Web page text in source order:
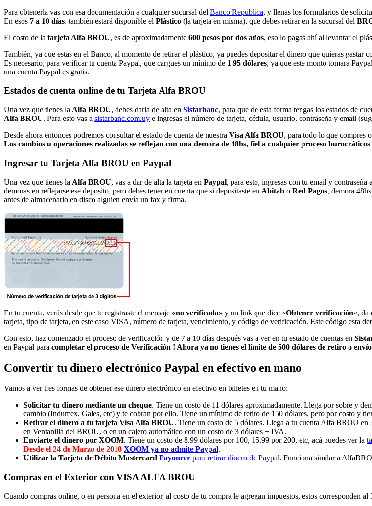
Para obtenerla vas con esa documentación a cualquier sucursal del Banco República, y llenas los formularios de
En esos 7 a 10 días, también estará disponible el Plástico (la tarjeta en misma), que debes retirar en la sucursal del
El costo de la tarjeta Alfa BROU, es de aproximadamente 600 pesos por dos años, eso lo pagas ahí al levantar el
También, ya que estas en el Banco, al momento de retirar el plástico, ya puedes depositar el dinero que quieras gastar
Es necesario, para verificar tu cuenta Paypal, que cargues un mínimo de 1.95 dólares, ya que este monto tomara
una cuenta Paypal es gratis.
Estados de cuenta online de tu Tarjeta Alfa BROU
Una vez que tienes la Alfa BROU, debes darla de alta en Sistarbanc, para que de esta forma tengas los estados de
Alfa BROU. Para esto vas a sistarbanc.com.uy e ingresas el número de tarjeta, cédula, usuario, contraseña y email
Desde ahora entonces podremos consultar el estado de cuenta de nuestra Visa Alfa BROU, para todo lo que compres
Los cambios u operaciones realizadas se reflejan con una demora de 48hs, fiel a cualquier proceso
Ingresar tu Tarjeta Alfa BROU en Paypal
Una vez que tienes la Alfa BROU, vas a dar de alta la tarjeta en Paypal, para esto, ingresas con tu email y
demoras en reflejarse ese deposito, pero debes tener en cuenta que si depositaste en Abitab o Red Pagos, demora
antes de almacenarlo en disco alguien envía un fax y firma.
En tu cuenta, verás desde que te registraste el mensaje «no verificada» y un link que dice «Obtener verificación«, da
tarjeta, tipo de tarjeta, en este caso VISA, número de tarjeta, vencimiento, y código de verificación. Este código esta
Con esto, haz comenzado el proceso de verificación y de 7 a 10 días después vas a ver en tu estado de cuentas en
en Paypal para completar el proceso de Verificación ! Ahora ya no tienes el limite de 500 dólares de retiro o
Convertir tu dinero electrónico Paypal en efectivo en mano
Vamos a ver tres formas de obtener ese dinero electrónico en efectivo en billetes en tu mano:
Solicitar tu dinero mediante un cheque. Tiene un costo de 11 dólares aproximadamente. Llega por sobre y
cambio (Indumex, Gales, etc) y te cobran por ello. Tiene un mínimo de retiro de 150 dólares, pero por costo y
Retirar el dinero a tu tarjeta Visa Alfa BROU. Tiene un costo de 5 dólares. Llega a tu cuenta Alfa BROU
en Ventanilla del BROU, o en un cajero automático con un costo de 3 dólares + IVA.
Enviarte el dinero por XOOM. Tiene un costo de 8.99 dólares por 100, 15.99 por 200, etc, acá puedes ver la
Desde el 24 de Marzo de 2010 XOOM ya no admite Paypal.
Utilizar la Tarjeta de Débito Mastercard Payoneer para retirar dinero de Paypal. Funciona similar a
Compras en el Exterior con VISA ALFA BROU
Cuando compras online, o en persona en el exterior, al costo de tu compra le agregan impuestos, estos corresponden